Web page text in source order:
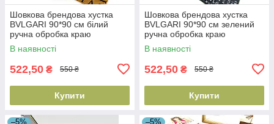
Шовкова брендова хустка
BVLGARI 90*90 см білий
ручна обробка краю
В наявності
522,50 ₴ 550 ₴
Купити
Шовкова брендова хустка
BVLGARI 90*90 см зелений
ручна обробка краю
В наявності
522,50 ₴ 550 ₴
Купити
–5% –5%